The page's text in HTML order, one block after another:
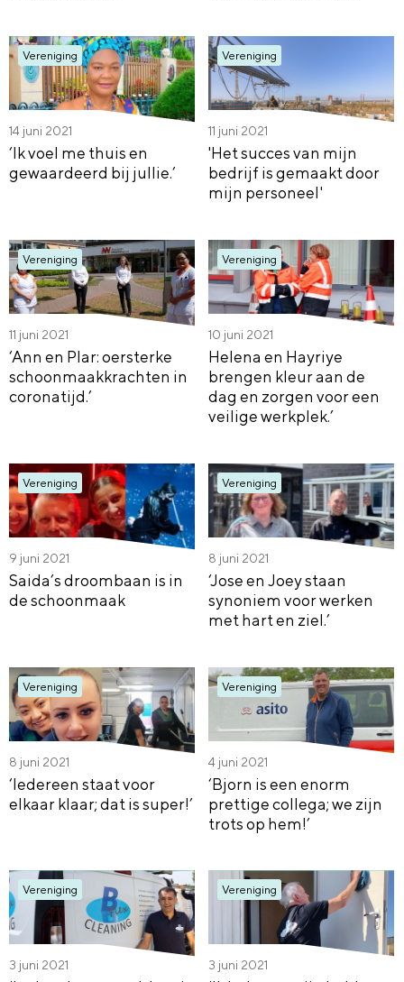
Vereniging
14 juni 2021
‘Ik voel me thuis en
gewaardeerd bij jullie.’
Vereniging
11 juni 2021
'Het succes van mijn
bedrijf is gemaakt door
mijn personeel'
Vereniging
11 juni 2021
‘Ann en Plar: oersterke
schoonmaakkrachten in
coronatijd.’
Vereniging
10 juni 2021
Helena en Hayriye
brengen kleur aan de
dag en zorgen voor een
veilige werkplek.’
Vereniging
9 juni 2021
Saida’s droombaan is in
de schoonmaak
Vereniging
8 juni 2021
‘Jose en Joey staan
synoniem voor werken
met hart en ziel.’
Vereniging
8 juni 2021
‘Iedereen staat voor
elkaar klaar; dat is super!’
Vereniging
4 juni 2021
‘Bjorn is een enorm
prettige collega; we zijn
trots op hem!’
Vereniging
3 juni 2021
Vereniging
3 juni 2021